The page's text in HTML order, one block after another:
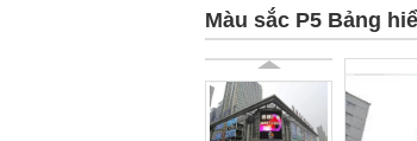
Màu sắc P5 Bảng